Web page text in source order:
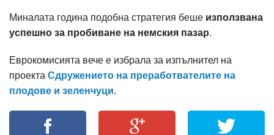
Миналата година подобна стратегия беше използвана
успешно за пробиване на немския пазар.
Еврокомисията вече е избрала за изпълнител на
проекта Сдружението на преработвателите на
плодове и зеленчуци.